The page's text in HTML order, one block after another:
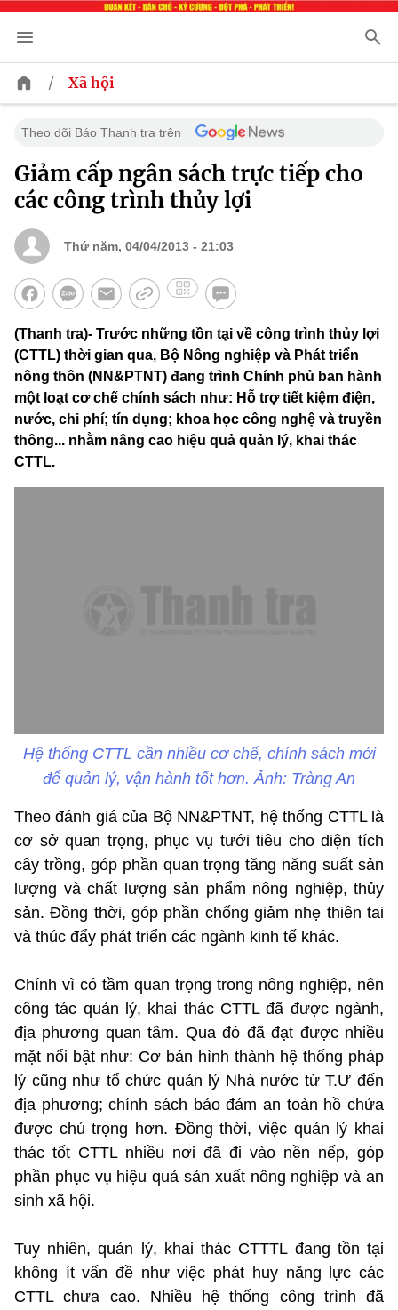
/ Xã hội
Theo dõi Báo Thanh tra trên
Giảm cấp ngân sách trực tiếp cho
các công trình thủy lợi
Thứ năm, 04/04/2013 - 21:03
(Thanh tra)- Trước những tồn tại về công trình thủy lợi
(CTTL) thời gian qua, Bộ Nông nghiệp và Phát triển
nông thôn (NN&PTNT) đang trình Chính phủ ban hành
một loạt cơ chế chính sách như: Hỗ trợ tiết kiệm điện,
nước, chi phí; tín dụng; khoa học công nghệ và truyền
thông... nhằm nâng cao hiệu quả quản lý, khai thác
CTTL.
Hệ thống CTTL cần nhiều cơ chế, chính sách mới
để quản lý, vận hành tốt hơn. Ảnh: Tràng An
Theo đánh giá của Bộ NN&PTNT, hệ thống CTTL là
cơ sở quan trọng, phục vụ tưới tiêu cho diện tích
cây trồng, góp phần quan trọng tăng năng suất sản
lượng và chất lượng sản phẩm nông nghiệp, thủy
sản. Đồng thời, góp phần chống giảm nhẹ thiên tai
và thúc đẩy phát triển các ngành kinh tế khác.
Chính vì có tầm quan trọng trong nông nghiệp, nên
công tác quản lý, khai thác CTTL đã được ngành,
địa phương quan tâm. Qua đó đã đạt được nhiều
mặt nổi bật như: Cơ bản hình thành hệ thống pháp
lý cũng như tổ chức quản lý Nhà nước từ T.Ư đến
địa phương; chính sách bảo đảm an toàn hồ chứa
được chú trọng hơn. Đồng thời, việc quản lý khai
thác tốt CTTL nhiều nơi đã đi vào nền nếp, góp
phần phục vụ hiệu quả sản xuất nông nghiệp và an
sinh xã hội.
Tuy nhiên, quản lý, khai thác CTTTL đang tồn tại
không ít vấn đề như việc phát huy năng lực các
CTTL chưa cao. Nhiều hệ thống công trình đã